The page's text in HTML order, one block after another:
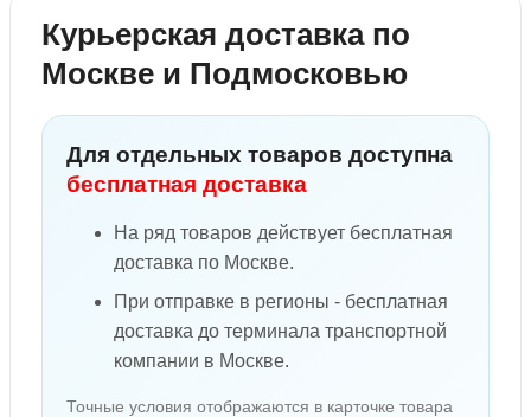
Курьерская доставка по
Москве и Подмосковью
Для отдельных товаров доступна
бесплатная доставка
На ряд товаров действует бесплатная
доставка по Москве.
При отправке в регионы - бесплатная
доставка до терминала транспортной
компании в Москве.
Точные условия отображаются в карточке товара